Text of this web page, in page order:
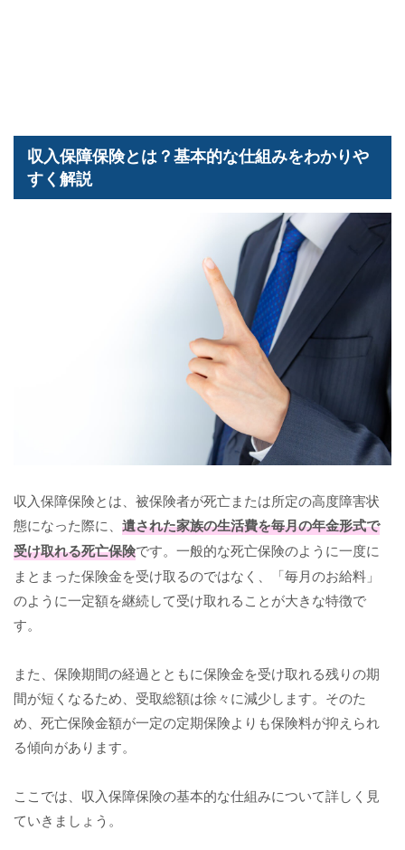
収入保障保険とは？基本的な仕組みをわかりや
すく解説
収入保障保険とは、被保険者が死亡または所定の高度障害状
態になった際に、 遺された家族の生活費を毎月の年金形式で
受け取れる死亡保険です。一般的な死亡保険のように一度に
まとまった保険金を受け取るのではなく、「毎月のお給料」
のように一定額を継続して受け取れることが大きな特徴で
す。
また、保険期間の経過とともに保険金を受け取れる残りの期
間が短くなるため、受取総額は徐々に減少します。そのた
め、死亡保険金額が一定の定期保険よりも保険料が抑えられ
る傾向があります。
ここでは、収入保障保険の基本的な仕組みについて詳しく見
ていきましょう。